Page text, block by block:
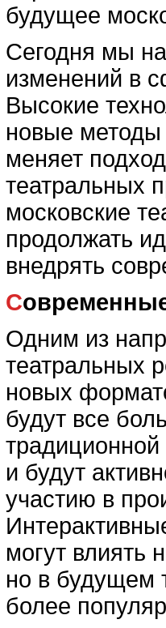
будущее
Сегодня мы
изменений в
Высокие
новые методы
меняет
театральных
московские
продолжать
внедрять
Одним из
театральных
новых
будут все
и будут
участию в
могут влиять
но в будущем
более